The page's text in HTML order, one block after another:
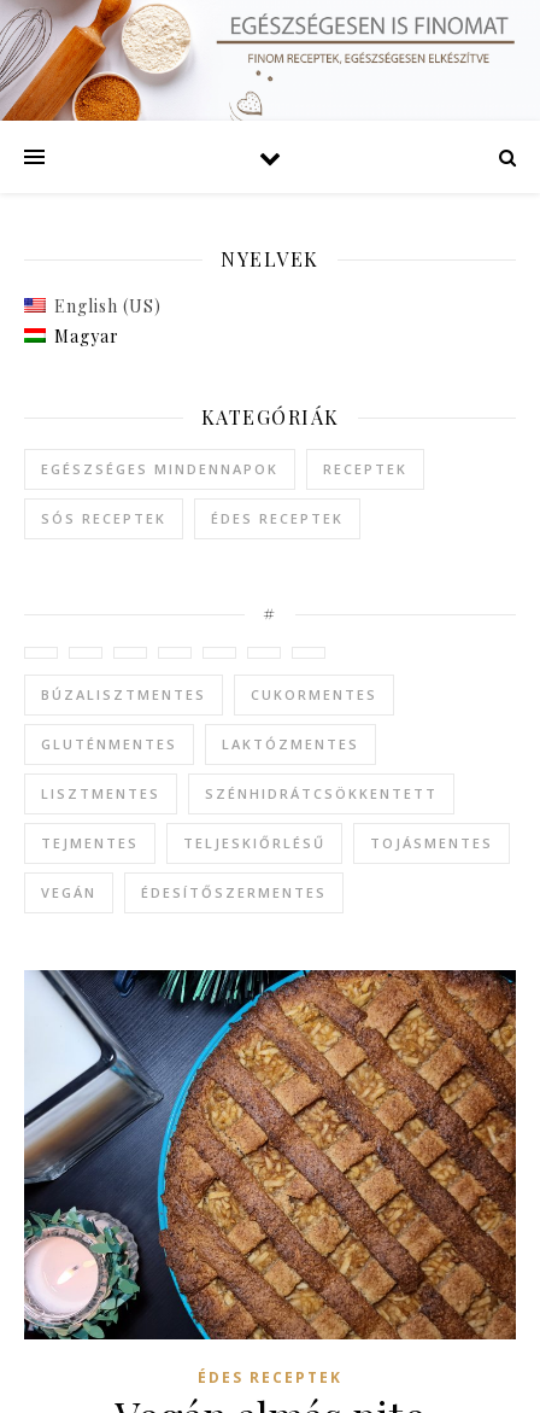
NYELVEK
English (US)
Magyar
KATEGÓRIÁK
EGÉSZSÉGES MINDENNAPOK RECEPTEK
SÓS RECEPTEK ÉDES RECEPTEK
#
BÚZALISZTMENTES CUKORMENTES
GLUTÉNMENTES LAKTÓZMENTES
LISZTMENTES SZÉNHIDRÁTCSÖKKENTETT
TEJMENTES TELJESKIŐRLÉSŰ TOJÁSMENTES
VEGÁN ÉDESÍTŐSZERMENTES
ÉDES RECEPTEK